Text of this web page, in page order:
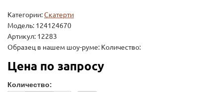
Категории:Скатерти
Модель: 124124670
Артикул: 12283
Образец в нашем шоу-руме: Количество:
Цена по запросу
Количество: